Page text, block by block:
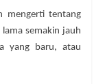
mengerti tentang
semakin jauh
yang baru, atau